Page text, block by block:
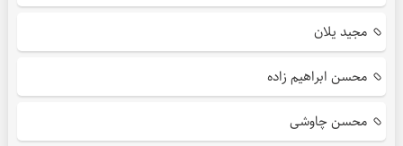
مجید یلان
محسن ابراهیم زاده
محسن چاوشی